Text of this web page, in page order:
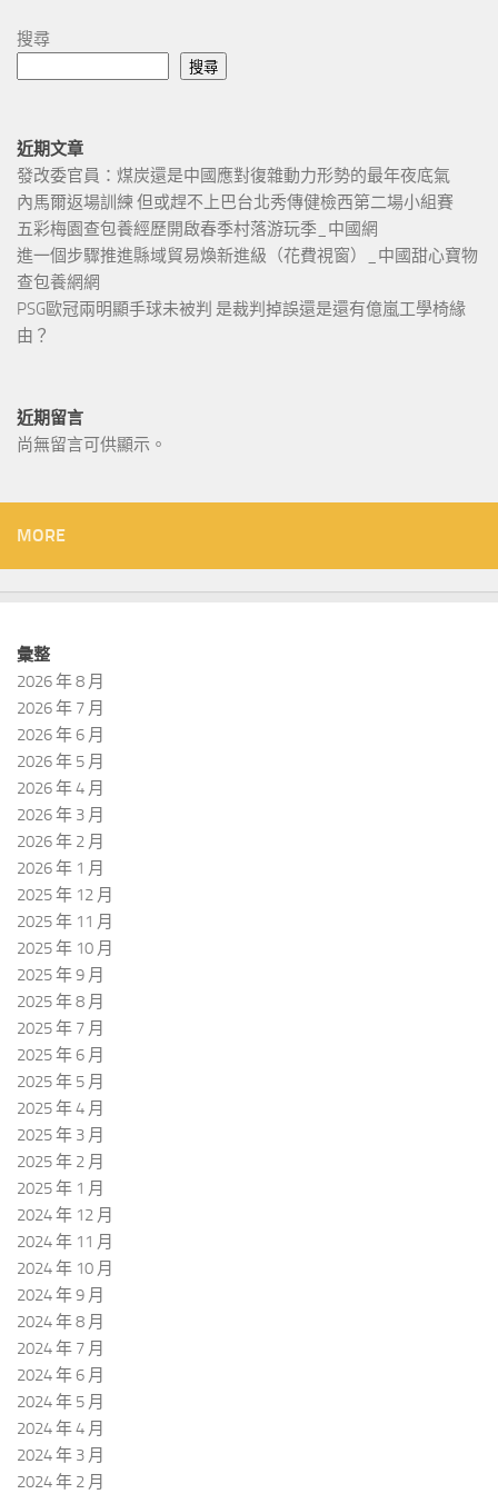
搜尋
搜尋
近期文章
發改委官員：煤炭還是中國應對復雜動力形勢的最年夜底氣
內馬爾返場訓練 但或趕不上巴台北秀傳健檢西第二場小組賽
五彩梅園查包養經歷開啟春季村落游玩季_中國網
進一個步驟推進縣域貿易煥新進級（花費視窗）_中國甜心寶物
查包養網網
PSG歐冠兩明顯手球未被判 是裁判掉誤還是還有億嵐工學椅緣
由？
近期留言
尚無留言可供顯示。
MORE
彙整
2026 年 8 月
2026 年 7 月
2026 年 6 月
2026 年 5 月
2026 年 4 月
2026 年 3 月
2026 年 2 月
2026 年 1 月
2025 年 12 月
2025 年 11 月
2025 年 10 月
2025 年 9 月
2025 年 8 月
2025 年 7 月
2025 年 6 月
2025 年 5 月
2025 年 4 月
2025 年 3 月
2025 年 2 月
2025 年 1 月
2024 年 12 月
2024 年 11 月
2024 年 10 月
2024 年 9 月
2024 年 8 月
2024 年 7 月
2024 年 6 月
2024 年 5 月
2024 年 4 月
2024 年 3 月
2024 年 2 月